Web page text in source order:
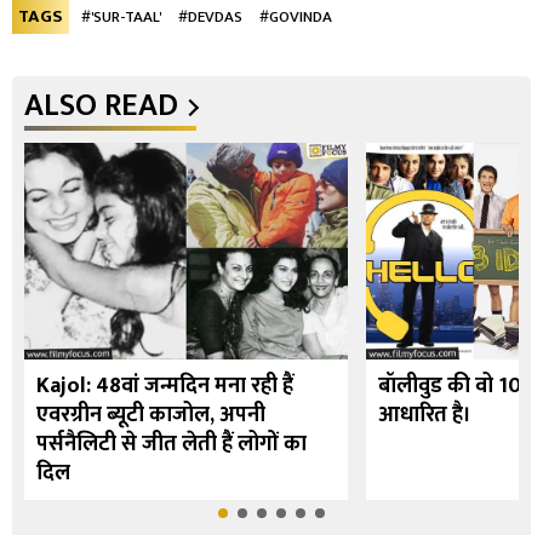
TAGS #'SUR-TAAL' #DEVDAS #GOVINDA
ALSO READ
Kajol: 48वां जन्मदिन मना रही हैं
एवरग्रीन ब्यूटी काजोल, अपनी
पर्सनैलिटी से जीत लेती हैं लोगों का
दिल
बॉलीवुड की वो 10
आधारित है।